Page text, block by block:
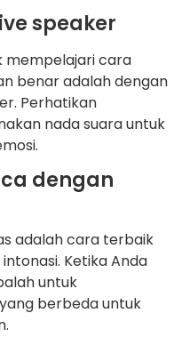
speaker
mempelajari cara
benar adalah dengan
Perhatikan
nada suara untuk
dengan
adalah cara terbaik
Ketika Anda
untuk
berbeda untuk